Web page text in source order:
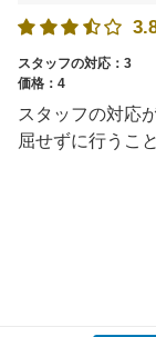
スタッフの対応：3
価格：4
スタッフの対応
屈せずに行うこ